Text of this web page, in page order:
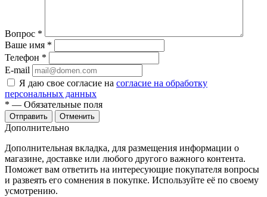
Вопрос *
Ваше имя *
Телефон *
E-mail
Я даю свое согласие на согласие на обработку
персональных данных
* — Обязательные поля
Отменить
Дополнительно
Дополнительная вкладка, для размещения информации о
магазине, доставке или любого другого важного контента.
Поможет вам ответить на интересующие покупателя вопросы
и развеять его сомнения в покупке. Используйте её по своему
усмотрению.